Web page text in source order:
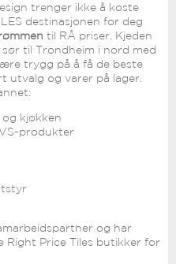
trenger ikke å koste
destinasjonen for deg
til RÅ priser. Kjeden
til Trondheim i nord med
trygg på å få de beste
utvalg og varer på lager.
kjøkken
produkter
og har
Right Price Tiles butikker for